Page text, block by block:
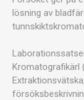
lösning av
Kromatografikärl